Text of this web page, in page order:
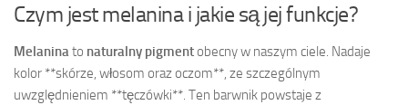
Czym jest melanina i jakie są jej funkcje?
Melaninato naturalny pigmentobecny w naszym ciele. Nadaje
kolor **skórze, włosom oraz oczom**, ze szczególnym
uwzględnieniem **tęczówki**. Ten barwnik powstaje z